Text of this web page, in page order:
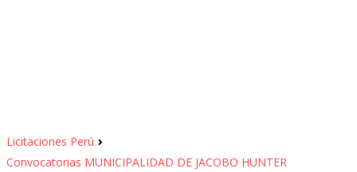
Licitaciones Perú ›
Convocatorias MUNICIPALIDAD DE JACOBO HUNTER